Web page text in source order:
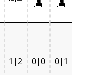
👤
👤
1|2 0|0 0|1